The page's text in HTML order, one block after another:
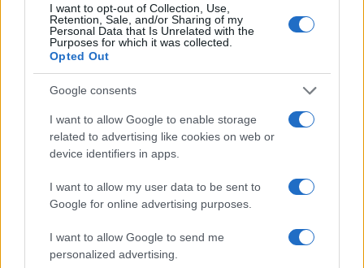
I want to opt-out of Collection, Use,
Retention, Sale, and/or Sharing of my
Personal Data that Is Unrelated with the
Purposes for which it was collected.
Opted Out
Google consents
I want to allow Google to enable storage
related to advertising like cookies on web or
device identifiers in apps.
I want to allow my user data to be sent to
Google for online advertising purposes.
I want to allow Google to send me
personalized advertising.
Copenhagen Fashion Week SS27: le novità che stanno
rivoluzionando la moda
Cristian Castiglioni · 8 Ago 2026
LIFESTYLE